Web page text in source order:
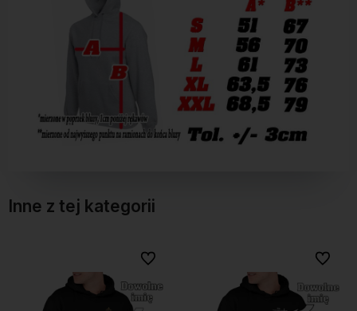
Inne z tej kategorii